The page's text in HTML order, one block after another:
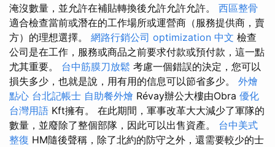
淹沒數量，並允許在補貼轉換後允許允許允許。 西區整骨
適合檢查當前或潛在的工作場所或運營商（服務提供商，賣
方）的理想選擇。 網路行銷公司 optimization 中文 檢查
公司是在工作，服務或商品之前要求付款或預付款，這一點
尤其重要。 台中筋膜刀放鬆 考慮一個錯誤的決定，您可以
損失多少，也就是說，用有用的信息可以節省多少。 外燴
點心 台北記帳士 自助餐外燴 Révay辦公大樓由Obra 優化
台灣用語 Kft擁有。 在此期間，軍事改革大大減少了軍隊的
數量，並廢除了整個部隊，因此可以出售資產。 台中美式
整復 HM隨後聲稱，除了北約的防守之外，還需要較少的士